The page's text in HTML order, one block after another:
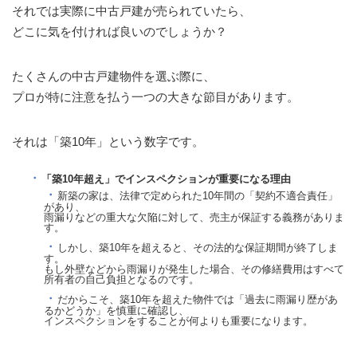
それでは実際に中古戸建が売られていたら、
どこに気を付ければ良いのでしょうか？
たくさんの中古戸建物件を選ぶ際に、
プロが特に注意を払う一つの大きな節目があります。
それは「築10年」という数字です。
「築10年超え」でインスペクションが重要になる理由
新築の家は、法律で定められた10年間の「契約不適合責任」
があり、
雨漏りなどの重大な欠陥に対して、売主が保証する義務がありま
す。
しかし、築10年を超えると、その法的な保証期間が終了しま
す。
もし外壁などから雨漏りが発生した場合、その修繕費用はすべて
所有者の自己負担となるのです。
だからこそ、築10年を超えた物件では「過去に雨漏り歴があ
るかどうか」を慎重に確認し、
インスペクションをすることが何よりも重要になります。